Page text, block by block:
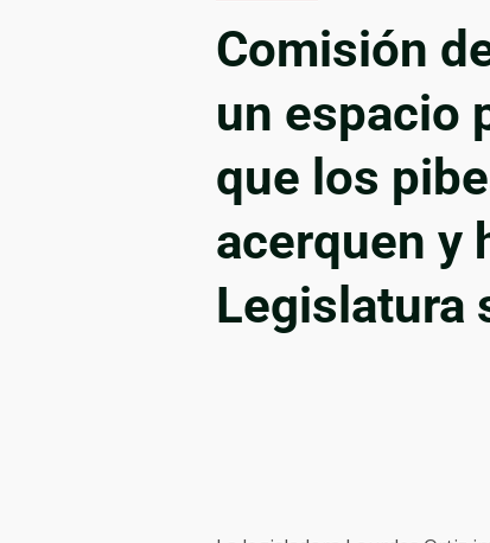
Comisión
un espacio
que los
acerquen y
Legislatura